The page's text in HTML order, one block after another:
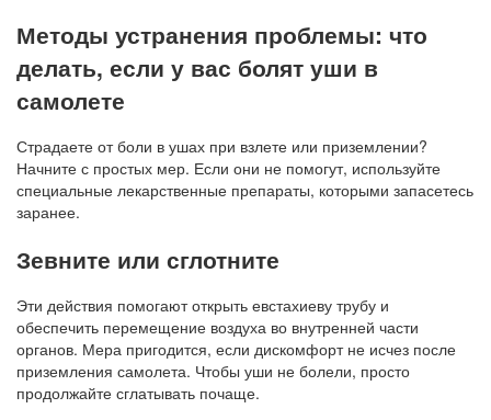
Методы устранения проблемы: что
делать, если у вас болят уши в
самолете
Страдаете от боли в ушах при взлете или приземлении?
Начните с простых мер. Если они не помогут, используйте
специальные лекарственные препараты, которыми запасетесь
заранее.
Зевните или сглотните
Эти действия помогают открыть евстахиеву трубу и
обеспечить перемещение воздуха во внутренней части
органов. Мера пригодится, если дискомфорт не исчез после
приземления самолета. Чтобы уши не болели, просто
продолжайте сглатывать почаще.